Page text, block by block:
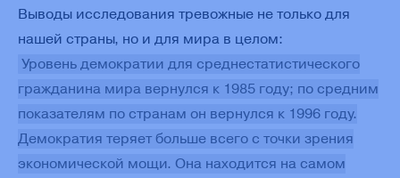
Выводы исследования тревожные не только для
нашей страны, но и для мира в целом:
Уровень демократии для среднестатистического
гражданина мира вернулся к 1985 году; по средним
показателям по странам он вернулся к 1996 году.
Демократия теряет больше всего с точки зрения
экономической мощи. Она находится на самом